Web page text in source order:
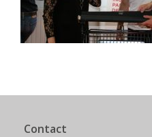
Contact